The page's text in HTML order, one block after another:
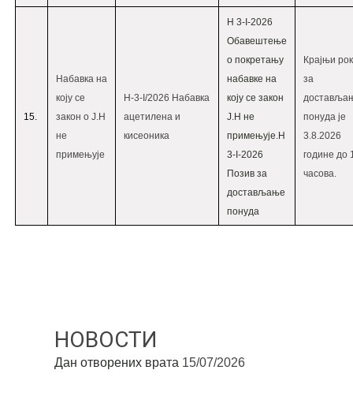
15.
Набавка на
коју се
закон о Ј.Н
не
примењује
Н-3-I/2026 Набавка
ацетилена и
кисеоника
Н 3-I-2026
Oбавештење
о покретању
набавке на
коју се закон
Ј.Н не
примењује.Н
3-I-2026
Позив за
достављање
понуда
Крајњи рок
за
понуда је
3.8.2026
године до
часова.
НОВОСТИ
Дан отворених врата 15/07/2026